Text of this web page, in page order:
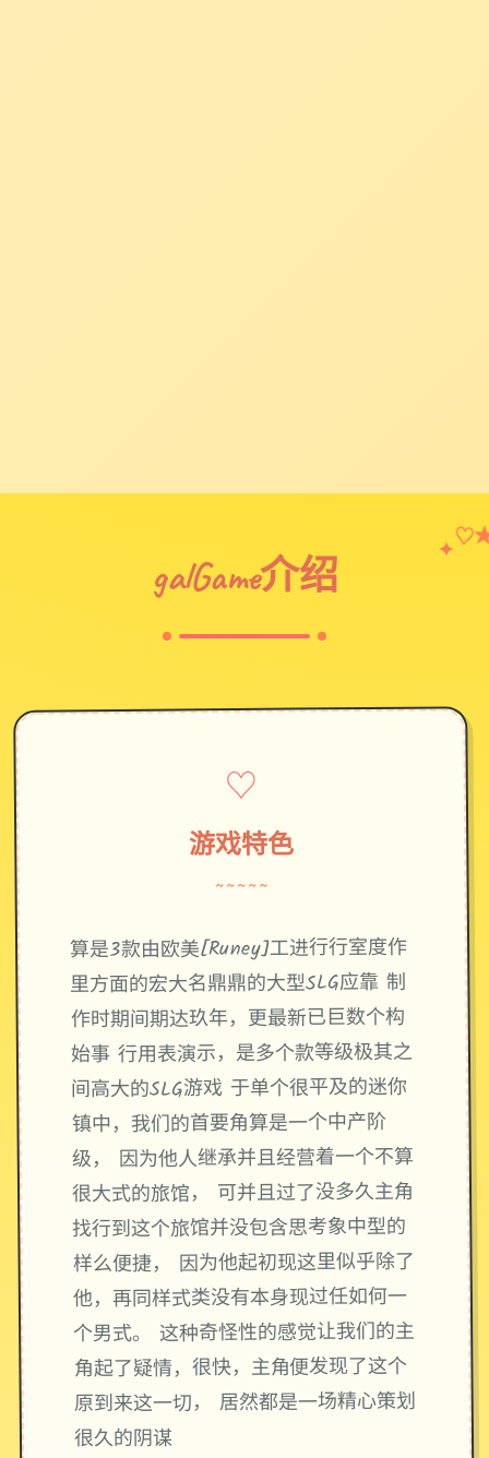
galGame介绍
✦♡
♡
游戏特色
~~~~~
算是3款由欧美[Runey]工进行行室度作
里方面的宏大名鼎鼎的大型SLG应靠 制
作时期间期达玖年，更最新已巨数个构
始事 行用表演示，是多个款等级极其之
间高大的SLG游戏 于单个很平及的迷你
镇中，我们的首要角算是一个中产阶
级， 因为他人继承并且经营着一个不算
很大式的旅馆， 可并且过了没多久主角
找行到这个旅馆并没包含思考象中型的
样么便捷， 因为他起初现这里似乎除了
他，再同样式类没有本身现过任如何一
个男式。 这种奇怪性的感觉让我们的主
角起了疑情，很快，主角便发现了这个
原到来这一切， 居然都是一场精心策划
很久的阴谋